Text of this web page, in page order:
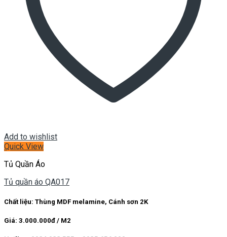
Add to wishlist
Quick View
Tủ Quần Áo
Tủ quần áo QA017
Chất liệu: Thùng MDF melamine, Cánh sơn 2K
Giá: 3.000.000đ / M2